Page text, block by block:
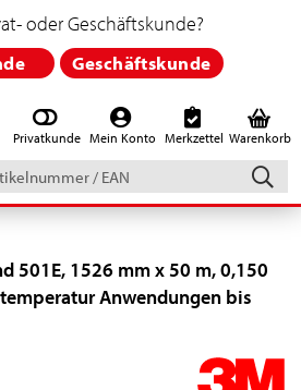
Privatkunde Mein Konto Merkzettel Warenkorb
oder Geschäftskunde?
Geschäftskunde
501E, 1526 mm x 50 m, 0,150
Anwendungen bis